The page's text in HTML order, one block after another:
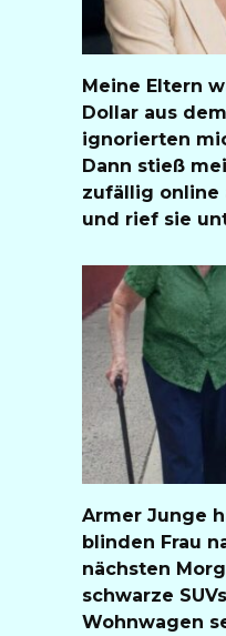
Meine Eltern
Dollar aus
ignorierten
Dann stieß
zufällig online
und rief sie
Armer Junge
blinden Frau
nächsten
schwarze
Wohnwagen